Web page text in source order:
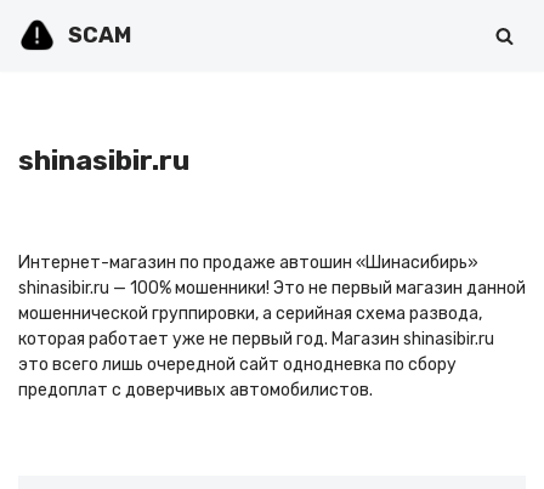
SCAM
shinasibir.ru
Интернет-магазин по продаже автошин «Шинасибирь»
shinasibir.ru — 100% мошенники! Это не первый магазин данной
мошеннической группировки, а серийная схема развода,
которая работает уже не первый год. Магазин shinasibir.ru
это всего лишь очередной сайт однодневка по сбору
предоплат с доверчивых автомобилистов.